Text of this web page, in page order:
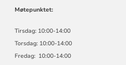
Møtepunktet:
Tirsdag: 10:00-14:00
Torsdag: 10:00-14:00
Fredag: 10:00-14:00